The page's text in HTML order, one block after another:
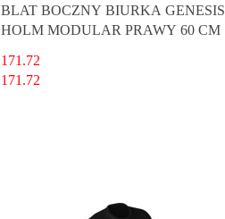
BLAT BOCZNY BIURKA GENESIS
HOLM MODULAR PRAWY 60 CM
171.72
171.72